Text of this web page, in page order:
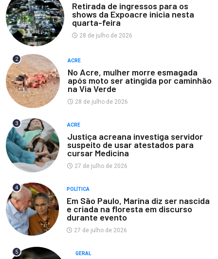
Retirada de ingressos para os
shows da Expoacre inicia nesta
quarta-feira
28 de julho de 2026
2 ACRE
No Acre, mulher morre esmagada
após moto ser atingida por caminhão
na Via Verde
28 de julho de 2026
3 ACRE
Justiça acreana investiga servidor
suspeito de usar atestados para
cursar Medicina
27 de julho de 2026
4 POLÍTICA
Em São Paulo, Marina diz ser nascida
e criada na floresta em discurso
durante evento
27 de julho de 2026
5 GERAL